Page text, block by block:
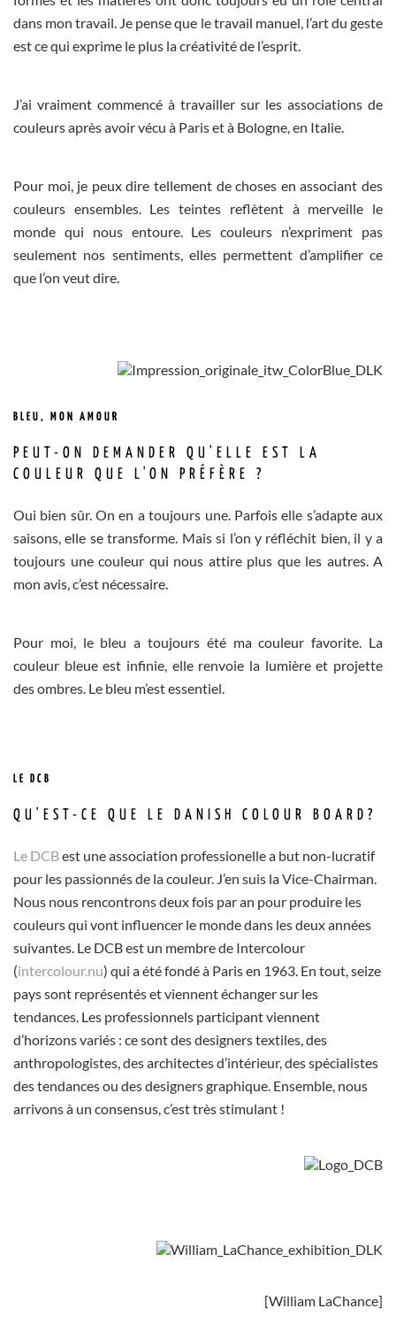
dans mon travail. Je pense que le travail manuel, l’art du geste
est ce qui exprime le plus la créativité de l’esprit.
J’ai vraiment commencé à travailler sur les associations de
couleurs après avoir vécu à Paris et à Bologne, en Italie.
Pour moi, je peux dire tellement de choses en associant des
couleurs ensembles. Les teintes reflètent à merveille le
monde qui nous entoure. Les couleurs n’expriment pas
seulement nos sentiments, elles permettent d’amplifier ce
que l’on veut dire.
BLEU, MON AMOUR
PEUT-ON DEMANDER QU'ELLE EST LA
COULEUR QUE L'ON PRÉFÈRE ?
Oui bien sûr. On en a toujours une. Parfois elle s’adapte aux
saisons, elle se transforme. Mais si l’on y réfléchit bien, il y a
toujours une couleur qui nous attire plus que les autres. A
mon avis, c’est nécessaire.
Pour moi, le bleu a toujours été ma couleur favorite. La
couleur bleue est infinie, elle renvoie la lumière et projette
des ombres. Le bleu m’est essentiel.
LE DCB
QU'EST-CE QUE LE DANISH COLOUR BOARD?
Le DCBest une association professionelle a but non-lucratif
pour les passionnés de la couleur. J’en suis la Vice-Chairman.
Nous nous rencontrons deux fois par an pour produire les
couleurs qui vont influencer le monde dans les deux années
suivantes. Le DCB est un membre de Intercolour
(intercolour.nu) qui a été fondé à Paris en 1963. En tout, seize
pays sont représentés et viennent échanger sur les
tendances. Les professionnels participant viennent
d’horizons variés : ce sont des designers textiles, des
anthropologistes, des architectes d’intérieur, des spécialistes
des tendances ou des designers graphique. Ensemble, nous
arrivons à un consensus, c’est très stimulant !
[William LaChance]